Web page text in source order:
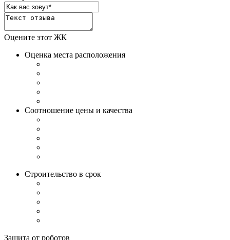
Оцените этот ЖК
Оценка места расположения
Соотношение цены и качества
Строительство в срок
Защита от роботов